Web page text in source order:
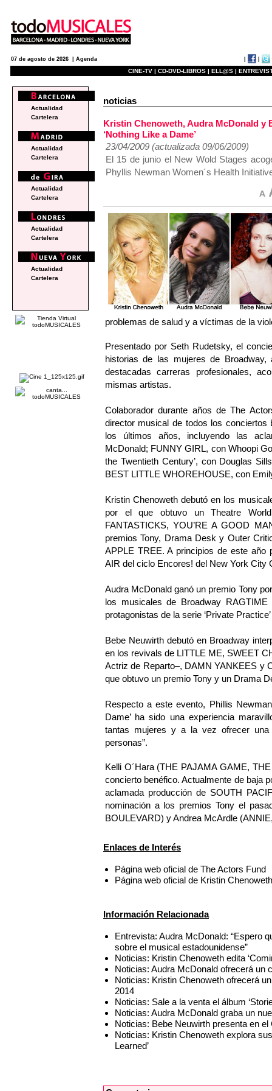
07 de agosto de 2026 | Agenda
CINE-TV | CD-DVD-LIBROS | ELL@S |
noticias
Kristin Chenoweth, Audra McDonald y
‘Nothing Like a Dame’
23/04/2009 (actualizada 09/06/2009)
El 15 de junio el New Wold Stages
Phyllis Newman Women´s Health
problemas de salud y a víctimas de la
Presentado por Seth Rudetsky, el
historias de las mujeres de
destacadas carreras profesionales,
mismas artistas.
Colaborador durante años de The
director musical de todos los conciertos
los últimos años, incluyendo las
McDonald; FUNNY GIRL, con Whoopi
the Twentieth Century’, con Douglas
BEST LITTLE WHOREHOUSE, con
Kristin Chenoweth debutó en los
por el que obtuvo un Theatre
FANTASTICKS, YOU’RE A GOOD
premios Tony, Drama Desk y Outer
APPLE TREE. A principios de este
AIR del ciclo Encores! del New York City
Audra McDonald ganó un premio Tony
los musicales de Broadway
protagonistas de la serie ‘Private
Bebe Neuwirth debutó en Broadway
en los revivals de LITTLE ME, SWEET
Actriz de Reparto–, DAMN YANKEES y
que obtuvo un premio Tony y un Drama
Respecto a este evento, Phillis
Dame’ ha sido una experiencia
tantas mujeres y a la vez ofrecer una
personas”.
Kelli O´Hara (THE PAJAMA GAME,
concierto benéfico. Actualmente de baja
aclamada producción de SOUTH
nominación a los premios Tony el
BOULEVARD) y Andrea McArdle
Enlaces de Interés
Página web oficial de The Actors Fund
Página web oficial de Kristin
Información Relacionada
Entrevista: Audra McDonald: “Espero
sobre el musical estadounidense”
Noticias: Kristin Chenoweth edita
Noticias: Audra McDonald ofrecerá un
Noticias: Kristin Chenoweth ofrecerá
2014
Noticias: Sale a la venta el álbum
Noticias: Audra McDonald graba un
Noticias: Bebe Neuwirth presenta en el
Noticias: Kristin Chenoweth explora
Learned’
Actualidad
Cartelera
Actualidad
Cartelera
Actualidad
Cartelera
Actualidad
Cartelera
Actualidad
Cartelera